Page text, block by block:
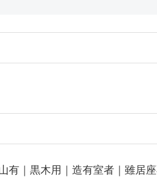
有｜黒木用｜造有室者｜雖居